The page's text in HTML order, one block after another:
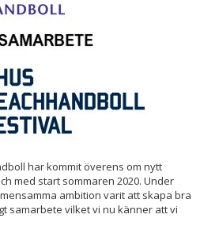
har kommit överens om nytt
med start sommaren 2020. Under
ambition varit att skapa bra
samarbete vilket vi nu känner att vi